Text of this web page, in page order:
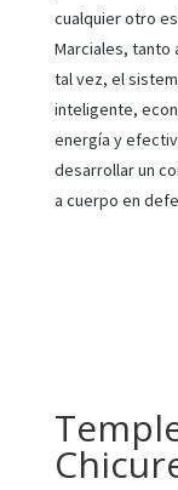
cualquier otro
Marciales, tanto
tal vez, el
inteligente,
energía y
desarrollar un
a cuerpo en